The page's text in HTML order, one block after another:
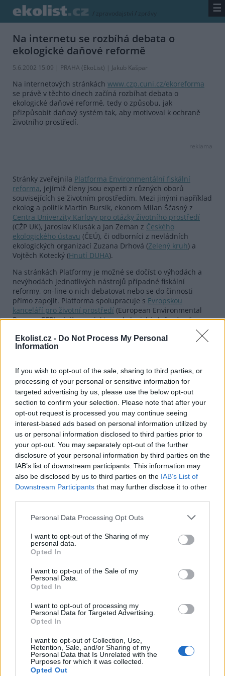
Ekolist.cz - Do Not Process My Personal
Information
If you wish to opt-out of the sale, sharing to third parties, or
processing of your personal or sensitive information for
targeted advertising by us, please use the below opt-out
section to confirm your selection. Please note that after your
opt-out request is processed you may continue seeing
interest-based ads based on personal information utilized by
us or personal information disclosed to third parties prior to
your opt-out. You may separately opt-out of the further
disclosure of your personal information by third parties on the
IAB’s list of downstream participants. This information may
also be disclosed by us to third parties on the IAB’s List of
Downstream Participants that may further disclose it to other
Personal Data Processing Opt Outs
I want to opt-out of the Sharing of my
personal data.
Opted In
I want to opt-out of the Sale of my
Personal Data.
Opted In
I want to opt-out of processing my
Personal Data for Targeted Advertising.
Opted In
I want to opt-out of Collection, Use,
Retention, Sale, and/or Sharing of my
Personal Data that Is Unrelated with the
Purposes for which it was collected.
Opted Out
/ zpravodajství / zprávy ☰
Na internetu se rozbíhá debata o
ekologické daňové reformě
5.6.2002 15:09 | PRAHA (EkoList) | Jakub Kašpar
Na internetových stránkách www.czp.cuni.cz/ekoreforma
se právě v těchto dnech začíná rozbíhat debata o
ekologické daňové reformě, tedy o způsobu, jak
přizpůsobit daňový systém tak, aby motivoval k ochraně
životního prostředí.
reklama
Stránky zveřejnila Platforma Environmentální fiskální
reforma, jejímiž členy jsou experti z různých oborů
souvisejících se životním prostředím. Mezi jinými například
ekolog a politik Martin Bursík, ekonom Milan Ščasný z
Centra Univerzity Karlovy pro otázky životního prostředí
(CŽP UK), Jaroslav Klusák a Jan Zeman z Českého
ekologického ústavu (ČEÚ), či odborníci z nevládních
ekologických organizací Zuzana Drhová (Zelený kruh) a
Vojtěch Kotecký (Hnutí DUHA).
Na stránkách Platformy je možné se dočíst o výhodách a
nevýhodách jednotlivých nástrojů případné fiskální
reformy, on-line o nich debatovat nebo se do činnosti
přímo zapojit. Platforma spolupracuje s Evropskou
kanceláří pro životní prostředí (European Environmental
Bureau, EEB) a jejím projektem ekologické daňové reformy
Podle nedávné
částečně i ODA. Ekologickou daň by prosazovaly i některé
mimoparlamentní strany -ČSNS,Humanistická aliance
Strana zelenýchčiVolba pro budoucnost .
Jakub Kašpar
tisknout poslat